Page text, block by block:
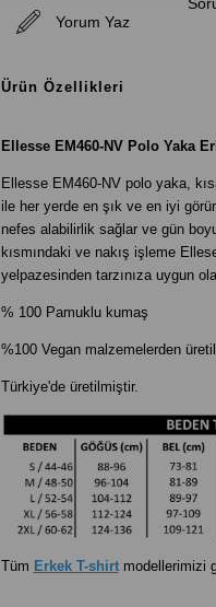
Yorum Yaz
Ürün Özellikleri
Ellesse EM460-NV Polo Yaka
Ellesse EM460-NV polo yaka,
ile her yerde en şık ve en iyi
nefes alabilirlik sağlar ve gün
kısmındaki ve nakış işleme
yelpazesinden tarzınıza uygun
% 100 Pamuklu kumaş
%100 Vegan malzemelerden
Türkiye'de üretilmiştir.
Tüm Erkek T-shirt modellerimizi